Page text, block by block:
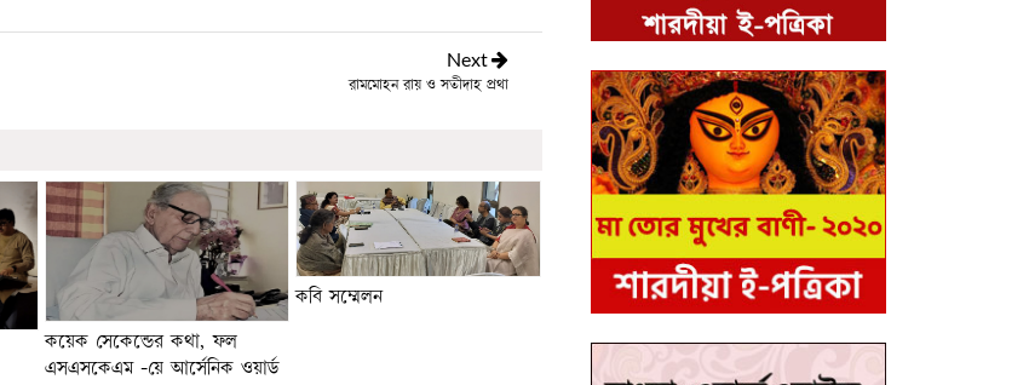
Next
রামমোহন রায় ও সতীদাহ প্রথা
কয়েক সেকেন্ডের কথা, ফল
এসএসকেএম -য়ে আর্সেনিক ওয়ার্ড
কবি সম্মেলন